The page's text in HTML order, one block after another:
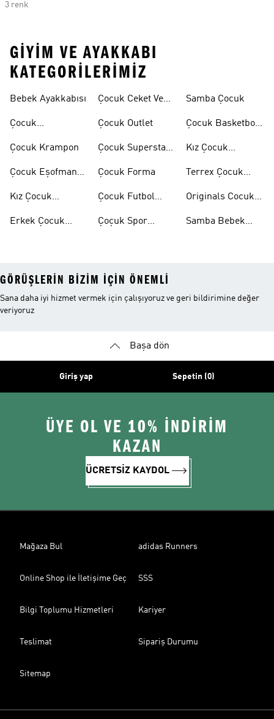
3 renk
GIYIM VE AYAKKABI
KATEGORILERIMIZ
Bebek Ayakkabısı
Çocuk
Çocuk Krampon
Çocuk Eşofman
Kız Çocuk
Erkek Çocuk
Çocuk Ceket Ve
Çocuk Outlet
Çocuk Superstar
Çocuk Forma
Çocuk Futbol
Çoçuk Spor
Samba Çocuk
Çocuk Basketbol
Kız Çocuk
Terrex Çocuk
Originals Cocuk
Samba Bebek
GÖRÜŞLERIN BIZIM IÇIN ÖNEMLI
Sana daha iyi hizmet vermek için çalışıyoruz ve geri bildirimine değer
veriyoruz
Başa dön
Giriş yap Sepetin (0)
ÜYE OL VE 10% İNDİRİM
KAZAN
ÜCRETSİZ KAYDOL
Mağaza Bul adidas Runners
Online Shop ile İletişime Geç SSS
Bilgi Toplumu Hizmetleri Kariyer
Teslimat Sipariş Durumu
Sitemap